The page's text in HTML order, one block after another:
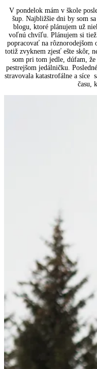
V pondelok mám v škole
šup. Najbližšie dni by som
blogu, ktoré plánujem už
voľnú chvíľu. Plánujem si
popracovať na rôznorodejšom
totiž zvyknem zjesť ešte skôr,
som pri tom jedle, dúfam,
pestrejšom jedálničku.
stravovala katastrofálne a síce
času,